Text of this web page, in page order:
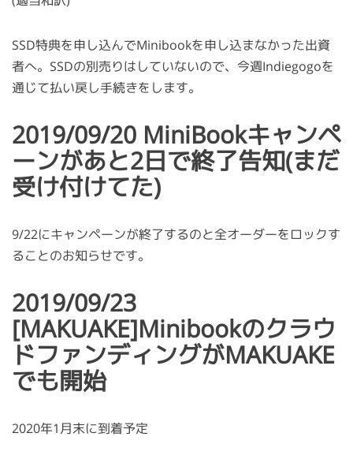
SSD特典を申し込んでMinibookを申し込まなかった出資
者へ。SSDの別売りはしていないので、今週Indiegogoを
通じて払い戻し手続きをします。
2019/09/20 MiniBookキャンペ
ーンがあと2日で終了告知(まだ
受け付けてた)
9/22にキャンペーンが終了するのと全オーダーをロックす
ることのお知らせです。
2019/09/23
[MAKUAKE]Minibookのクラウ
ドファンディングがMAKUAKE
でも開始
2020年1月末に到着予定